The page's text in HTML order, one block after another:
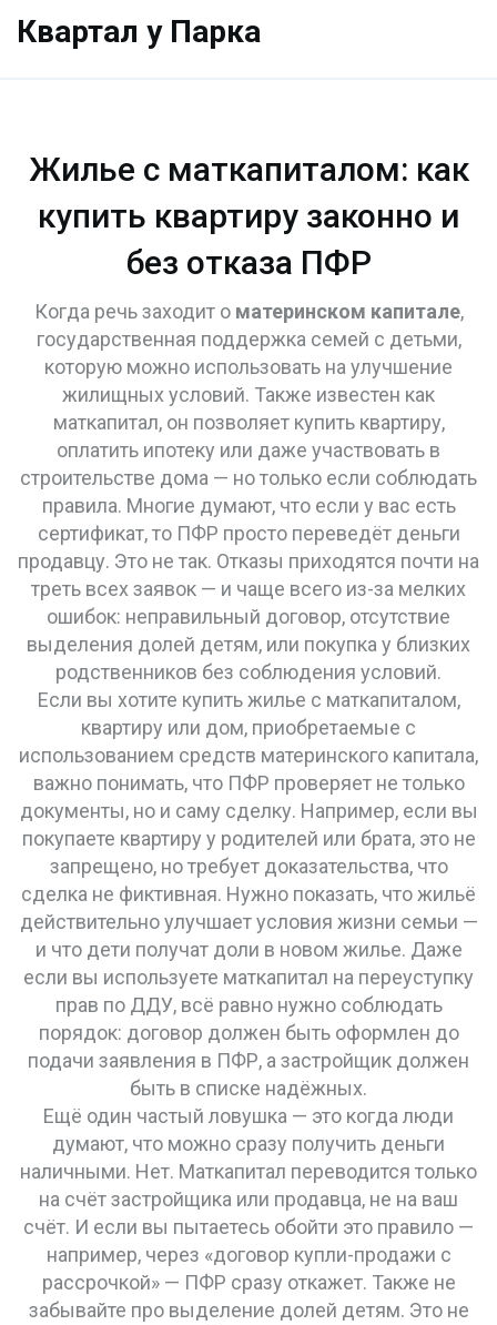
Квартал у Парка
Жилье с маткапиталом: как
купить квартиру законно и
без отказа ПФР
Когда речь заходит о материнском капитале,
государственная поддержка семей с детьми,
которую можно использовать на улучшение
жилищных условий. Также известен как
маткапитал, он позволяет купить квартиру,
оплатить ипотеку или даже участвовать в
строительстве дома — но только если соблюдать
правила. Многие думают, что если у вас есть
сертификат, то ПФР просто переведёт деньги
продавцу. Это не так. Отказы приходятся почти на
треть всех заявок — и чаще всего из-за мелких
ошибок: неправильный договор, отсутствие
выделения долей детям, или покупка у близких
родственников без соблюдения условий.
Если вы хотите купитьжилье с маткапиталом,
квартиру или дом, приобретаемые с
использованием средств материнского капитала,
важно понимать, что ПФР проверяет не только
документы, но и саму сделку. Например, если вы
покупаете квартиру у родителей или брата, это не
запрещено, но требует доказательства, что
сделка не фиктивная. Нужно показать, что жильё
действительно улучшает условия жизни семьи —
и что дети получат доли в новом жилье. Даже
если вы используете маткапитал на переуступку
прав по ДДУ, всё равно нужно соблюдать
порядок: договор должен быть оформлен до
подачи заявления в ПФР, а застройщик должен
быть в списке надёжных.
Ещё один частый ловушка — это когда люди
думают, что можно сразу получить деньги
наличными. Нет. Маткапитал переводится только
на счёт застройщика или продавца, не на ваш
счёт. И если вы пытаетесь обойти это правило —
например, через «договор купли-продажи с
рассрочкой» — ПФР сразу откажет. Также не
забывайте про выделение долей детям. Это не